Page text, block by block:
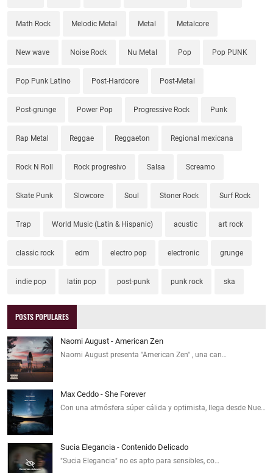
Math Rock Melodic Metal Metal Metalcore
New wave Noise Rock Nu Metal Pop Pop PUNK
Pop Punk Latino Post-Hardcore Post-Metal
Post-grunge Power Pop Progressive Rock Punk
Rap Metal Reggae Reggaeton Regional mexicana
Rock N Roll Rock progresivo Salsa Screamo
Skate Punk Slowcore Soul Stoner Rock Surf Rock
Trap World Music (Latin & Hispanic) acustic art rock
classic rock edm electro pop electronic grunge
indie pop latin pop post-punk punk rock ska
POSTS POPULARES
Naomi August - American Zen
Naomi August presenta "American Zen" , una can…
Max Ceddo - She Forever
Con una atmósfera súper cálida y optimista, llega desde Nue…
Sucia Elegancia - Contenido Delicado
"Sucia Elegancia" no es apto para sensibles, co…